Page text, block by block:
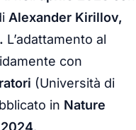
Alexander Kirillov,
L’adattamento al
con
(Università di
in Nature
.